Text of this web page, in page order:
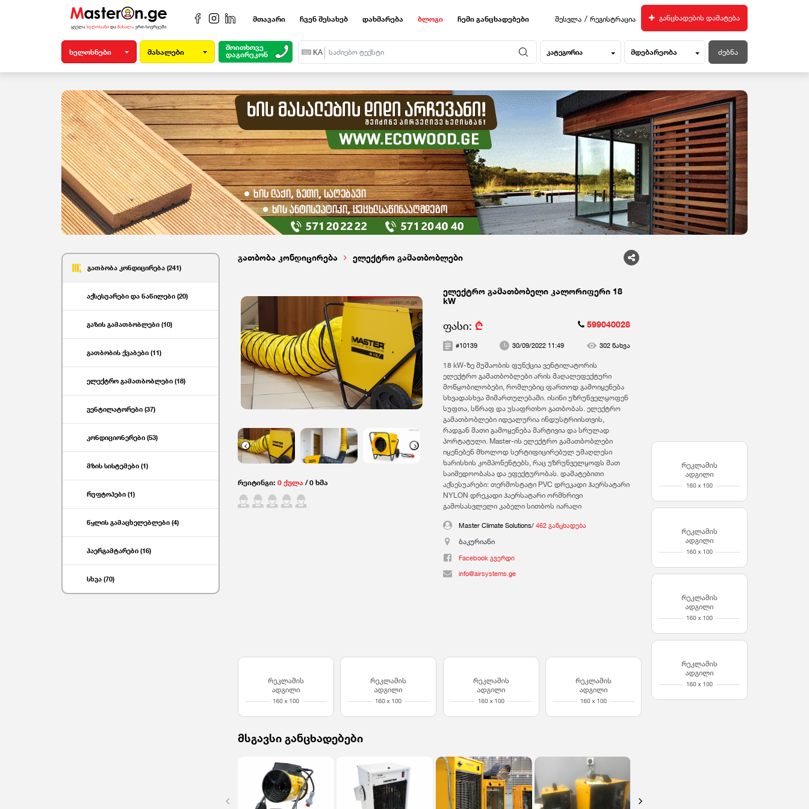
მთავარი ჩვენ შესახებ დახმარება ბლოგი ჩემი განცხადებები შესვლა / რეგისტრაცია განცხადების დამატება
ხელოსნები მასალები
მოითხოვე
დაგირეკონ
EN KA RU კატეგორია მდებარეობა
გათბობა კონდიცირება (241)
აქსესუარები და ნაწილები (20)
გაზის გამათბობლები (10)
გათბობის ქვაბები (11)
ელექტრო გამათბობლები (18)
ვენტილატორები (37)
კონდიციონერები (53)
მზის სისტემები (1)
რუფტოპები (1)
წყლის გამაცხელებლები (4)
ჰაერგამტარები (16)
სხვა (70)
გათბობა კონდიცირება ელექტრო გამათბობლები
Previous Next
რეიტინგი: 0 ქულა / 0 ხმა
ელექტრო გამათბობელი კალორიფერი 18
kW
ფასი: ₾ 599040028
#10139 30/09/2022 11:49 302 ნახვა
18 kW-ზე მუშაობის ფუნქცია ვენტილატორის
ელექტრო გამათბობლები არის მაღალეფექტური
მოწყობილობები, რომლებიც ფართოდ გამოიყენება
სხვადასხვა მიმართულებაში. ისინი უზრუნველყოფენ
სუფთა, სწრაფ და უსაფრთხო გათბობას. ელექტრო
გამათბობლები იდეალურია ინდუსტრიისთვის,
რადგან მათი გამოყენება მარტივია და სრულად
პორტატული. Master-ის ელექტრო გამათბობლები
იყენებენ მხოლოდ სერტიფიცირებულ უმაღლესი
ხარისხის კომპონენტებს, რაც უზრუნველყოფს მათ
საიმედოობასა და ეფექტურობას. დამატებითი
აქსესუარები: თერმოსტატი PVC დრეკადი ჰაერსატარი
NYLON დრეკადი ჰაერსატარი ორმხრივი
გამოსასვლელი კაბელი სითბოს იარაღი
Master Climate Solutions/ 462 განცხადება
ბაკურიანი
Facebook გვერდი
info@airsystems.ge
მსგავსი განცხადებები